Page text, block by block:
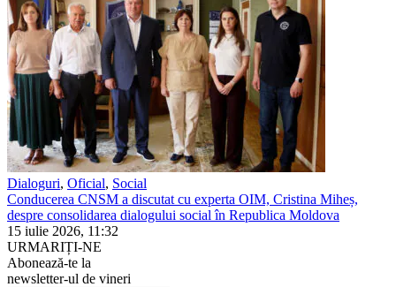
Dialoguri, Oficial, Social
Conducerea CNSM a discutat cu experta OIM, Cristina Miheș,
despre consolidarea dialogului social în Republica Moldova
15 iulie 2026, 11:32
URMARIȚI-NE
Abonează-te la
newsletter-ul de vineri